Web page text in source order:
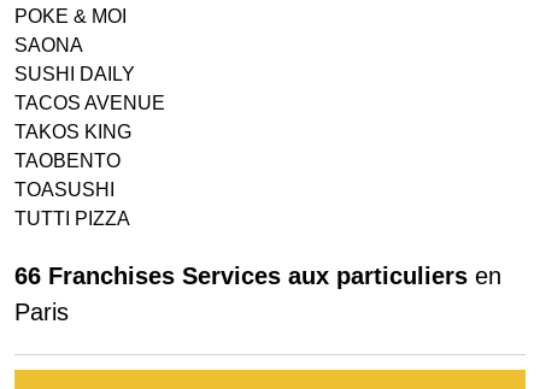
POKE & MOI
SAONA
SUSHI DAILY
TACOS AVENUE
TAKOS KING
TAOBENTO
TOASUSHI
TUTTI PIZZA
66 Franchises Services aux particuliers en
Paris